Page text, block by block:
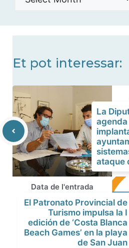
Et pot interessar:
La
ataque
Data de l'entrada
El Patronato Provincial de
Turismo impulsa la I
edición de ‘Costa Blanca
Beach Games’ en la playa
de San Juan